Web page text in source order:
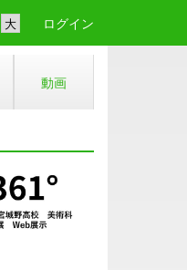
ログイン
動画